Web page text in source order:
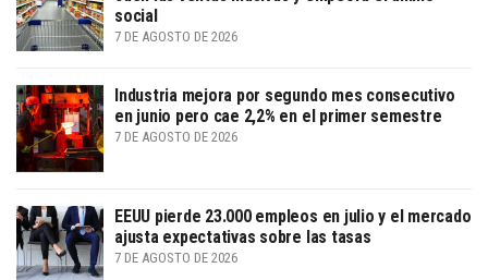
social
7 DE AGOSTO DE 2026
Industria mejora por segundo mes consecutivo
en junio pero cae 2,2% en el primer semestre
7 DE AGOSTO DE 2026
EEUU pierde 23.000 empleos en julio y el mercado
ajusta expectativas sobre las tasas
7 DE AGOSTO DE 2026